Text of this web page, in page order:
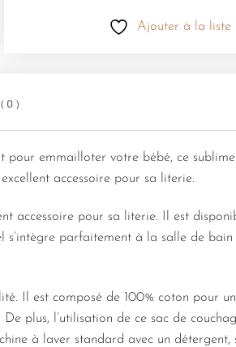
Ajouter à la liste
0 )
pour emmailloter votre bébé, ce
accessoire pour sa literie.
accessoire pour sa literie. Il est
s’intègre parfaitement à la salle de
Il est composé de 100% coton pour
plus, l’utilisation de ce sac de
à laver standard avec un détergent,